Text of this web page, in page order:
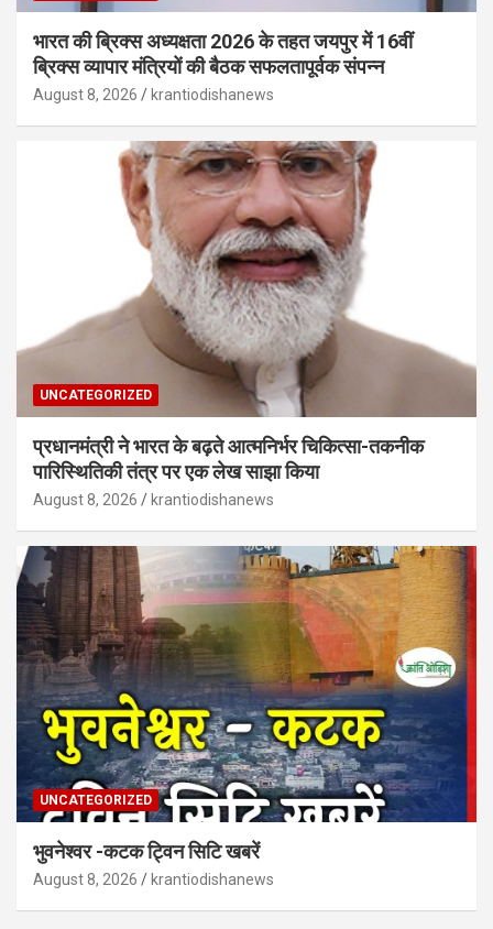
भारत की ब्रिक्‍स अध्यक्षता 2026 के तहत जयपुर में 16वीं
ब्रिक्‍स व्यापार मंत्रियों की बैठक सफलतापूर्वक संपन्न
August 8, 2026 krantiodishanews
UNCATEGORIZED
प्रधानमंत्री ने भारत के बढ़ते आत्मनिर्भर चिकित्सा-तकनीक
पारिस्थितिकी तंत्र पर एक लेख साझा किया
August 8, 2026 krantiodishanews
UNCATEGORIZED
भुवनेश्वर -कटक ट्विन सिटि खबरें
August 8, 2026 krantiodishanews